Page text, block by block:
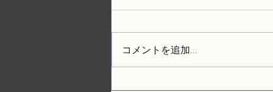
コメントを追加…